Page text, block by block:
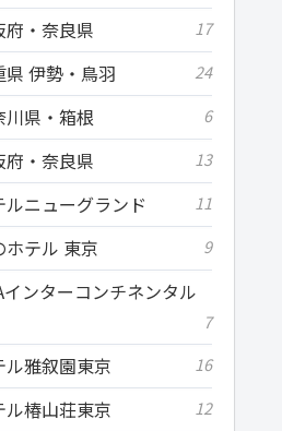
府・奈良県 17
伊勢・鳥羽 24
川県・箱根 6
府・奈良県 13
ニューグランド 11
テル 東京 9
インターコンチネンタル
7
ル雅叙園東京 16
ル椿山荘東京 12